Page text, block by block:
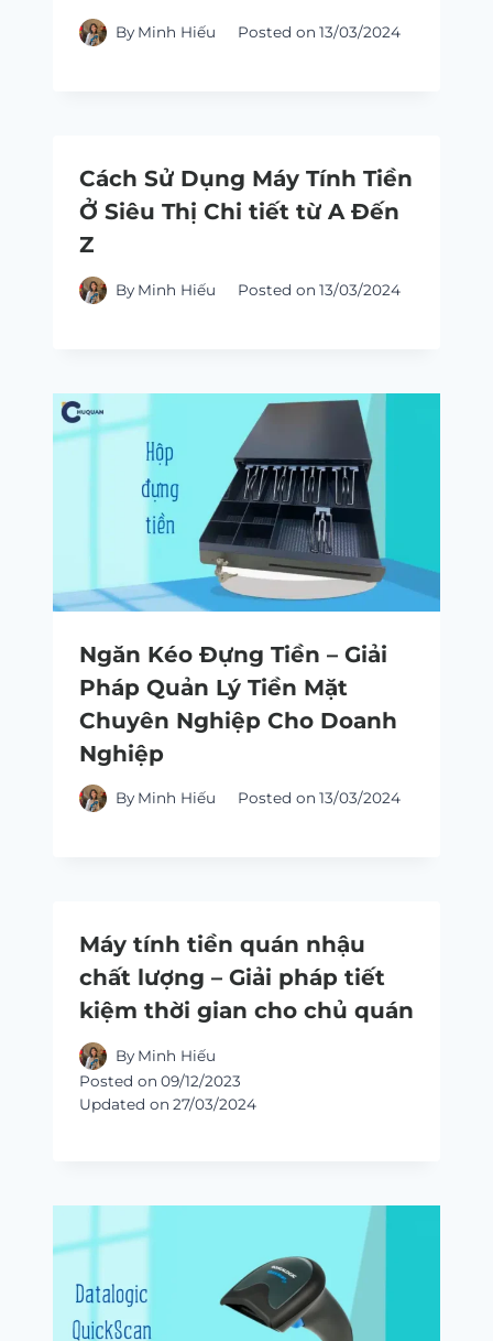
By Minh Hiếu Posted on 13/03/2024
Cách Sử Dụng Máy Tính Tiền
Ở Siêu Thị Chi tiết từ A Đến
Z
By Minh Hiếu Posted on 13/03/2024
Ngăn Kéo Đựng Tiền – Giải
Pháp Quản Lý Tiền Mặt
Chuyên Nghiệp Cho Doanh
Nghiệp
By Minh Hiếu Posted on 13/03/2024
Máy tính tiền quán nhậu
chất lượng – Giải pháp tiết
kiệm thời gian cho chủ quán
By Minh Hiếu
Posted on 09/12/2023
Updated on 27/03/2024